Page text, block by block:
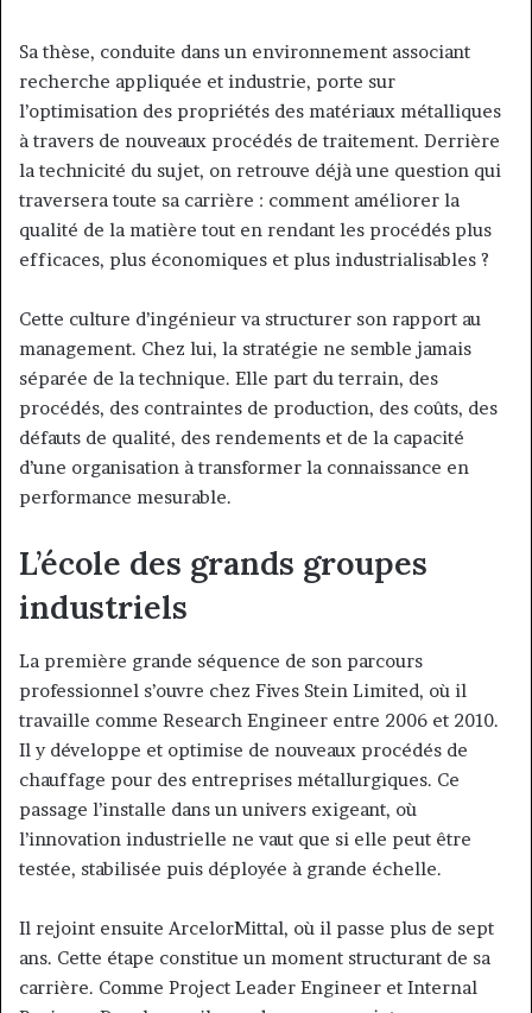
Sa thèse, conduite dans un environnement associant
recherche appliquée et industrie, porte sur
l’optimisation des propriétés des matériaux métalliques
à travers de nouveaux procédés de traitement. Derrière
la technicité du sujet, on retrouve déjà une question qui
traversera toute sa carrière : comment améliorer la
qualité de la matière tout en rendant les procédés plus
efficaces, plus économiques et plus industrialisables ?
Cette culture d’ingénieur va structurer son rapport au
management. Chez lui, la stratégie ne semble jamais
séparée de la technique. Elle part du terrain, des
procédés, des contraintes de production, des coûts, des
défauts de qualité, des rendements et de la capacité
d’une organisation à transformer la connaissance en
performance mesurable.
L’école des grands groupes
industriels
La première grande séquence de son parcours
professionnel s’ouvre chez Fives Stein Limited, où il
travaille comme Research Engineer entre 2006 et 2010.
Il y développe et optimise de nouveaux procédés de
chauffage pour des entreprises métallurgiques. Ce
passage l’installe dans un univers exigeant, où
l’innovation industrielle ne vaut que si elle peut être
testée, stabilisée puis déployée à grande échelle.
Il rejoint ensuite ArcelorMittal, où il passe plus de sept
ans. Cette étape constitue un moment structurant de sa
carrière. Comme Project Leader Engineer et Internal